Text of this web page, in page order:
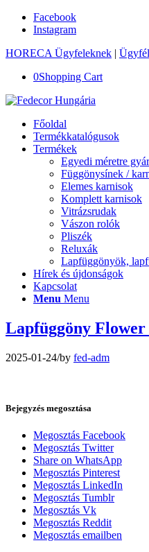
Facebook
Instagram
HORECA Ügyfeleknek |
0Shopping Cart
Főoldal
Termékkatalógusok
Termékek
Egyedi méretre
Függönysínek /
Elemes karnisok
Komplett karnisok
Vitrázsrudak
Vászon rolók
Pliszék
Reluxák
Lapfüggönyök,
Hírek és újdonságok
Kapcsolat
Menu Menu
Lapfüggöny Flower
2025-01-24/by fed-adm
Bejegyzés megosztása
Megosztás Facebook
Megosztás Twitter
Share on WhatsApp
Megosztás Pinterest
Megosztás LinkedIn
Megosztás Tumblr
Megosztás Vk
Megosztás Reddit
Megosztás emailben